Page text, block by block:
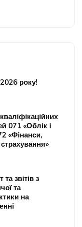
року!
071 «Облік і
«Фінанси,
звітів з
та
на